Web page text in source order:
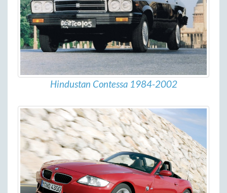
Hindustan Contessa 1984-2002